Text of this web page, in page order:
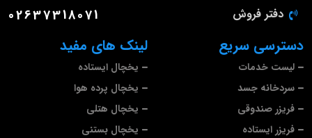
لینک های مفید
یخچال ایستاده
یخچال پرده هوا
یخچال هتلی
یخچال بستنی
دسترسی سریع
لیست خدمات
سردخانه جسد
فریزر صندوقی
فریزر ایستاده
دفتر فروش 02637318071